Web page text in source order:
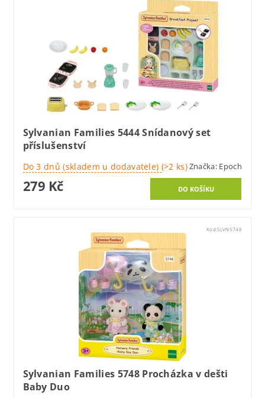
Sylvanian Families 5444 Snídanový set
příslušenství
Do 3 dnů (skladem u dodavatele) (>2 ks)Značka: Epoch
279 Kč
Kód:SLVN5748
Sylvanian Families 5748 Procházka v dešti
Baby Duo